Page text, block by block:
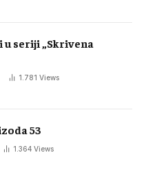
u seriji „Skrivena
1.781 Views
53
1.364 Views